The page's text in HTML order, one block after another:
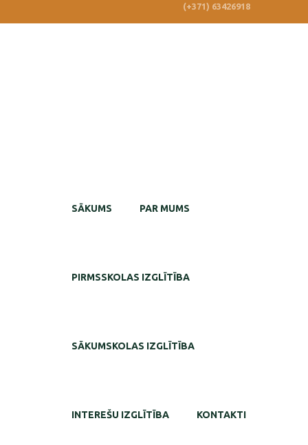
(+371) 63426918
SĀKUMS PAR MUMS
PIRMSSKOLAS IZGLĪTĪBA
SĀKUMSKOLAS IZGLĪTĪBA
INTEREŠU IZGLĪTĪBA KONTAKTI